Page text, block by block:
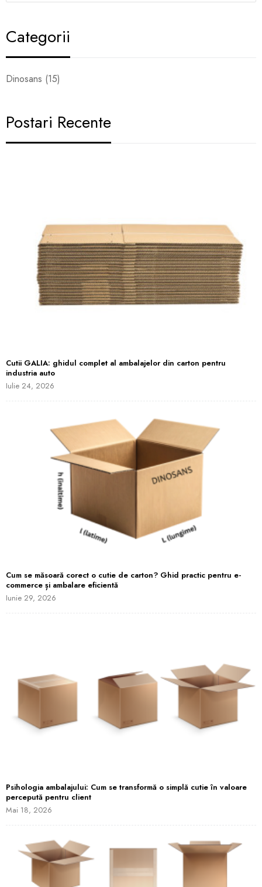
Categorii
Dinosans (15)
Postari Recente
Cutii GALIA: ghidul complet al ambalajelor din carton pentru
industria auto
Iulie 24, 2026
Cum se măsoară corect o cutie de carton? Ghid practic pentru e-
commerce și ambalare eficientă
Iunie 29, 2026
Psihologia ambalajului: Cum se transformă o simplă cutie în valoare
percepută pentru client
Mai 18, 2026